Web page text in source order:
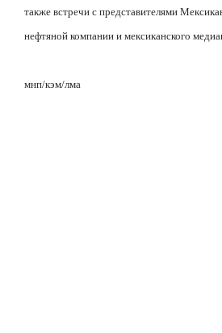
также встречи с представителями
нефтяной компании и мексиканского
мнп/кэм/лма